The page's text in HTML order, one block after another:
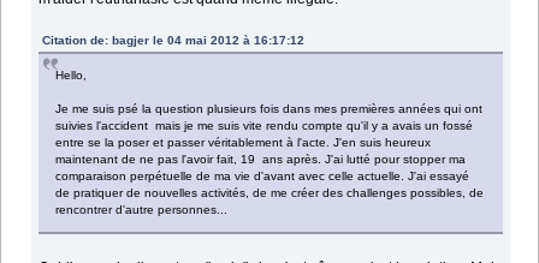
Citation de: bagjer le 04 mai 2012 à 16:17:12
Hello,
Je me suis psé la question plusieurs fois dans mes premières années qui ont
suivies l'accident mais je me suis vite rendu compte qu'il y a avais un fossé
entre se la poser et passer véritablement à l'acte. J'en suis heureux
maintenant de ne pas l'avoir fait, 19 ans après. J'ai lutté pour stopper ma
comparaison perpétuelle de ma vie d'avant avec celle actuelle. J'ai essayé
de pratiquer de nouvelles activités, de me créer des challenges possibles, de
rencontrer d'autre personnes...